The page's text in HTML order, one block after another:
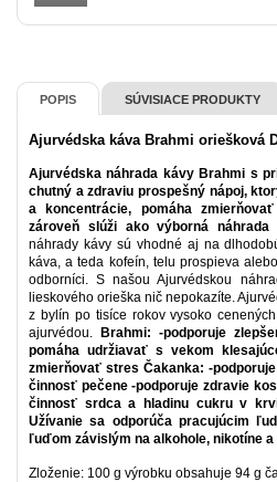
POPIS SÚVISIACE PRODUKTY
Ajurvédska káva Brahmi oriešková
Ajurvédska náhrada kávy Brahmi s
chutný a zdraviu prospešný nápoj,
a koncentrácie, pomáha
zároveň slúži ako výborná
náhrady kávy sú vhodné aj na
káva, a teda kofeín, telu prospieva
odborníci. S našou Ajurvédskou
lieskového orieška nič nepokazíte.
z bylín po tisíce rokov vysoko
ajurvédou.
Brahmi: -podporuje
pomáha udržiavať s vekom
zmierňovať stres Čakanka: -
činnosť pečene -podporuje zdravie
činnosť srdca a hladinu cukru v
Užívanie sa odporúča pracujúcim
ľuďom závislým na alkohole, nikotíne
Zloženie: 100 g výrobku obsahuje 94 g